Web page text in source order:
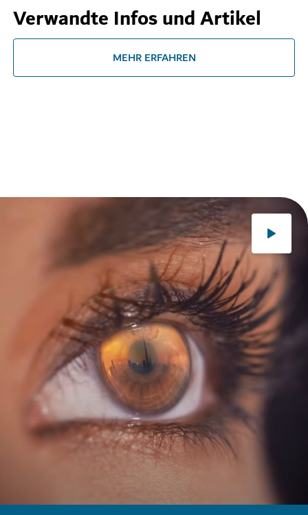
Verwandte Infos und Artikel
MEHR ERFAHREN